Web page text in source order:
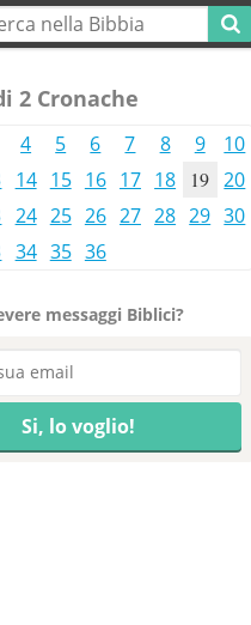
2 Cronache
4 5 6 7 8 9
10
14 15 16 17 18 19 20
24 25 26 27 28 29 30
34 35 36
messaggi Biblici?